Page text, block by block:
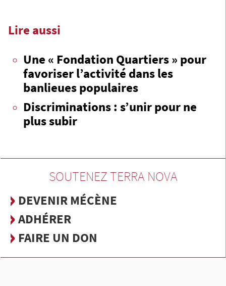
Lire aussi
Une « Fondation Quartiers » pour
favoriser l’activité dans les
banlieues populaires
Discriminations : s’unir pour ne
plus subir
SOUTENEZ TERRA NOVA
DEVENIR MÉCÈNE
ADHÉRER
FAIRE UN DON